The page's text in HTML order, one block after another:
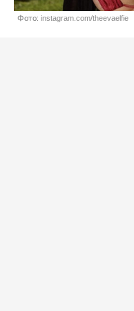
Фото: instagram.com/theevaelfie